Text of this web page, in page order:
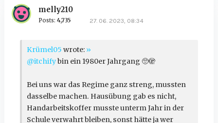
melly210
Posts: 4,735 27. 06. 2023, 08:34
Krümel05 wrote: »
@itchifybin ein 1980er Jahrgang 🥺🫣
Bei uns war das Regime ganz streng, mussten
dasselbe machen. Hausübung gab es nicht,
Handarbeitskoffer musste unterm Jahr in der
Schule verwahrt bleiben, sonst hätte ja wer